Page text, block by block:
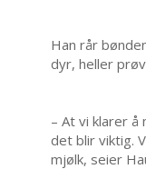
Han rår
dyr, heller
– At vi klarer å
det blir viktig.
mjølk, seier